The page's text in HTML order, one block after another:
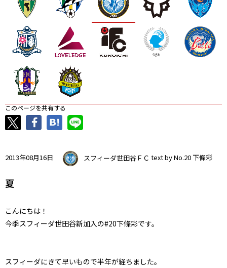
このページを共有する
2013年08月16日 スフィーダ世田谷ＦＣ text by No.20 下條彩
夏
こんにちは！
今季スフィーダ世田谷新加入の#20下條彩です。
スフィーダにきて早いもので半年が経ちました。